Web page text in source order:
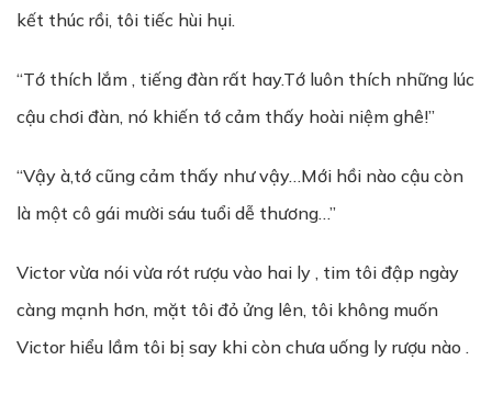
kết thúc rồi, tôi tiếc hùi hụi.
“Tớ thích lắm , tiếng đàn rất hay.Tớ luôn thích những lúc
cậu chơi đàn, nó khiến tớ cảm thấy hoài niệm ghê!”
“Vậy à,tớ cũng cảm thấy như vậy…Mới hồi nào cậu còn
là một cô gái mười sáu tuổi dễ thương…”
Victor vừa nói vừa rót rượu vào hai ly , tim tôi đập ngày
càng mạnh hơn, mặt tôi đỏ ửng lên, tôi không muốn
Victor hiểu lầm tôi bị say khi còn chưa uống ly rượu nào .